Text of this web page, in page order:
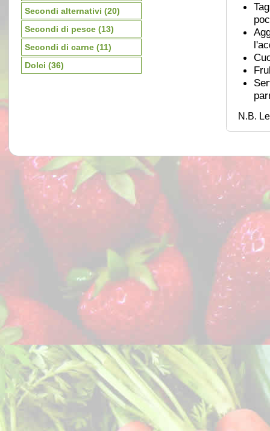
Secondi alternativi (20)
Secondi di pesce (13)
Secondi di carne (11)
Dolci (36)
N.B.